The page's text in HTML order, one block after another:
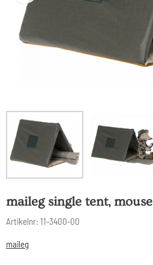
maileg single tent, mouse
Artikelnr: 11-3400-00
maileg